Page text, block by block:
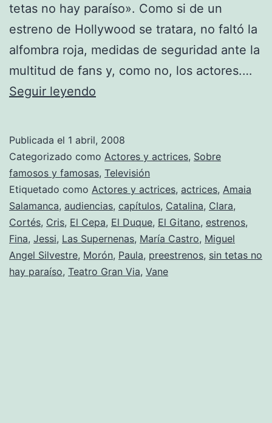
tetas no hay paraíso». Como si de un
estreno de Hollywood se tratara, no faltó la
alfombra roja, medidas de seguridad ante la
multitud de fans y, como no, los actores.…
Seguir leyendo
tetas
no
hay
paraíso»
Publicada el 1 abril, 2008
Categorizado como Actores y actrices, Sobre
famosos y famosas, Televisión
Etiquetado como Actores y actrices, actrices, Amaia
Salamanca, audiencias, capítulos, Catalina, Clara,
Cortés, Cris, El Cepa, El Duque, El Gitano, estrenos,
Fina, Jessi, Las Supernenas, María Castro, Miguel
Angel Silvestre, Morón, Paula, preestrenos, sin tetas no
hay paraíso, Teatro Gran Via, Vane